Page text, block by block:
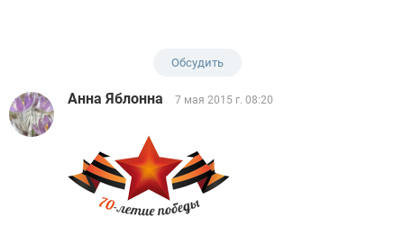
Обсудить
Анна Яблонна 7 мая 2015 г. 08:20